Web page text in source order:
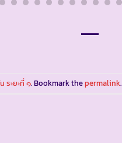
ระยะที่ ๑. Bookmark thepermalink.